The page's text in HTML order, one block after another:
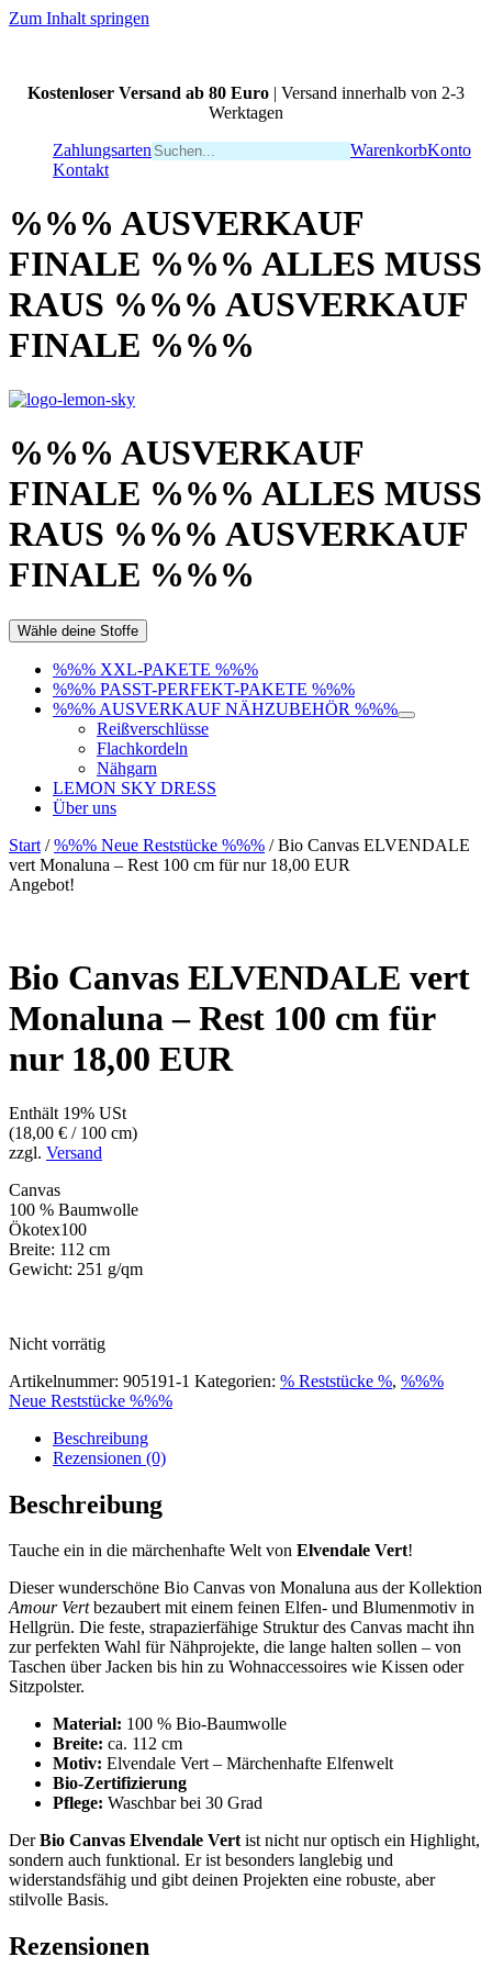
Zum Inhalt springen
Kostenloser Versand ab 80 Euro | Versand innerhalb von 2-3
Werktagen
Zahlungsarten
WarenkorbKonto
Kontakt
%%% AUSVERKAUF
FINALE %%% ALLES MUSS
RAUS %%% AUSVERKAUF
FINALE %%%
%%% AUSVERKAUF
FINALE %%% ALLES MUSS
RAUS %%% AUSVERKAUF
FINALE %%%
Wähle deine Stoffe
%%% XXL-PAKETE %%%
%%% PASST-PERFEKT-PAKETE %%%
%%% AUSVERKAUF NÄHZUBEHÖR %%%
Reißverschlüsse
Flachkordeln
Nähgarn
LEMON SKY DRESS
Über uns
Start /%%% Neue Reststücke %%% / Bio Canvas ELVENDALE
vert Monaluna – Rest 100 cm für nur 18,00 EUR
Angebot!
Bio Canvas ELVENDALE vert
Monaluna – Rest 100 cm für
nur 18,00 EUR
Enthält 19% USt
(18,00 € / 100 cm)
zzgl. Versand
Canvas
100 % Baumwolle
Ökotex100
Breite: 112 cm
Gewicht: 251 g/qm
Nicht vorrätig
Artikelnummer: 905191-1 Kategorien: % Reststücke %, %%%
Neue Reststücke %%%
Beschreibung
Rezensionen (0)
Beschreibung
Tauche ein in die märchenhafte Welt von Elvendale Vert!
Dieser wunderschöne Bio Canvas von Monaluna aus der Kollektion
Amour Vertbezaubert mit einem feinen Elfen- und Blumenmotiv in
Hellgrün. Die feste, strapazierfähige Struktur des Canvas macht ihn
zur perfekten Wahl für Nähprojekte, die lange halten sollen – von
Taschen über Jacken bis hin zu Wohnaccessoires wie Kissen oder
Sitzpolster.
Material: 100 % Bio-Baumwolle
Breite: ca. 112 cm
Motiv: Elvendale Vert – Märchenhafte Elfenwelt
Bio-Zertifizierung
Pflege: Waschbar bei 30 Grad
DerBio Canvas Elvendale Vertist nicht nur optisch ein Highlight,
sondern auch funktional. Er ist besonders langlebig und
widerstandsfähig und gibt deinen Projekten eine robuste, aber
stilvolle Basis.
Rezensionen